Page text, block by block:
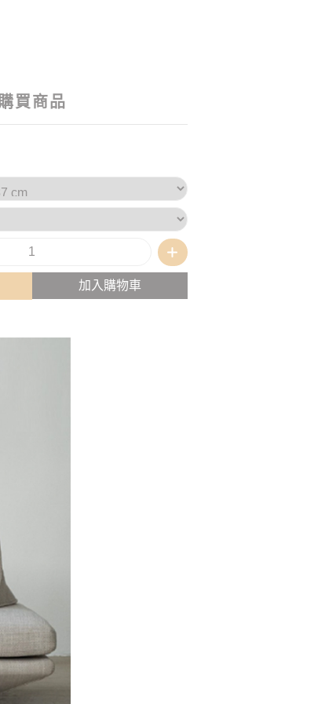
買商品
加入購物車